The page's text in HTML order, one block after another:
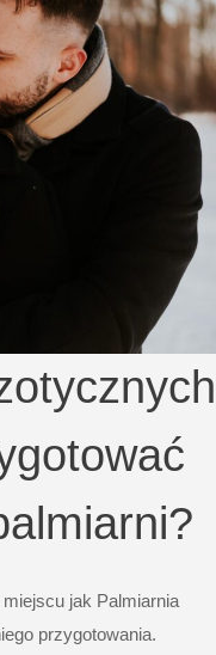
jak Palmiarnia
przygotowania.